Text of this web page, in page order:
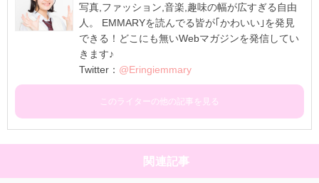
写真,ファッション,音楽,趣味の幅が広すぎる自由
人。 EMMARYを読んでる皆が｢かわいい｣を発見
できる！どこにも無いWebマガジンを発信してい
きます♪
Twitter： @Eringiemmary
このライターの他の記事を見る
関連記事